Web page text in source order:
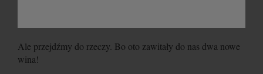
Ale przejdźmy do rzeczy. Bo oto zawitały do nas dwa nowe
wina!